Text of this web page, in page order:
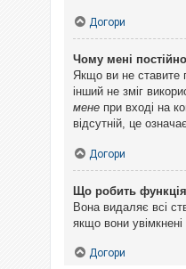
Догори
Чому мені
Якщо ви не ставите
інший не зміг
мене при вході на
відсутній, це
Догори
Що робить
Вона видаляє всі
якщо вони
Догори